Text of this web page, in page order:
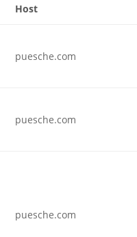
Host
puesche.com
puesche.com
puesche.com